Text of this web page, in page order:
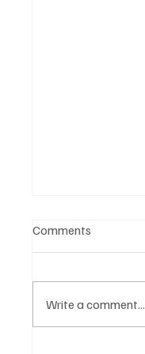
Comments
Write a comment...